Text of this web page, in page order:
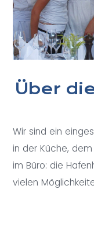
Über
Wir sind ein
in der Küche,
im Büro: die
vielen